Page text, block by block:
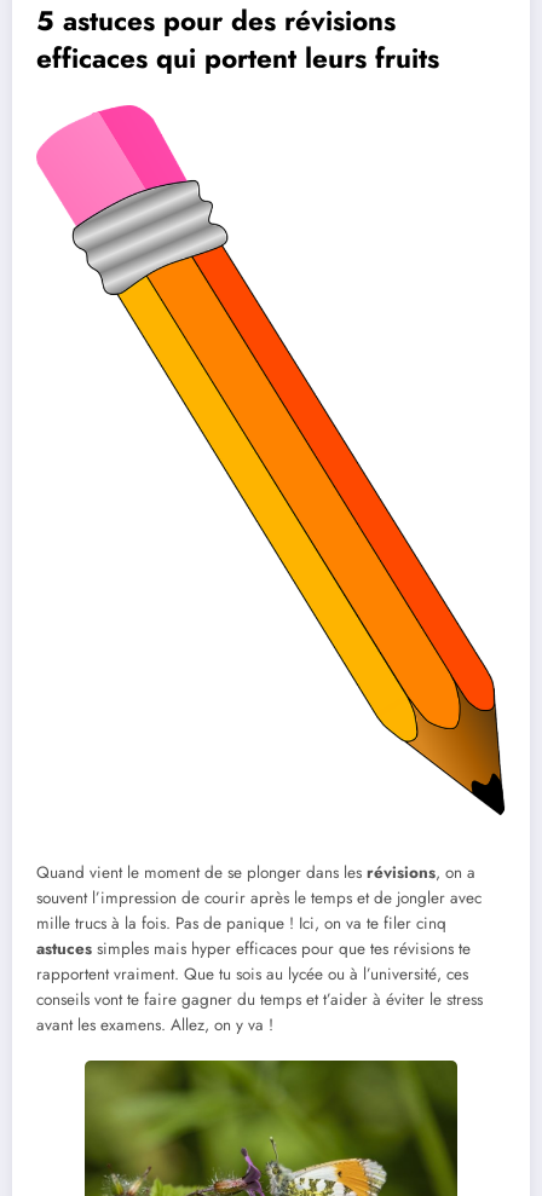
5 astuces pour des révisions
efficaces qui portent leurs fruits
Quand vient le moment de se plonger dans les révisions, on a
souvent l’impression de courir après le temps et de jongler avec
mille trucs à la fois. Pas de panique ! Ici, on va te filer cinq
astuces simples mais hyper efficaces pour que tes révisions te
rapportent vraiment. Que tu sois au lycée ou à l’université, ces
conseils vont te faire gagner du temps et t’aider à éviter le stress
avant les examens. Allez, on y va !